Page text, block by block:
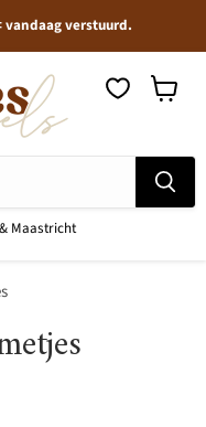
vandaag verstuurd.
Maastricht